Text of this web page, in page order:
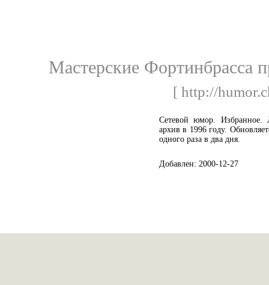
Мастерские
[ http://
Сетевой юмор. Избранное.
архив в 1996 году.
одного раза в два дня.
Добавлен: 2000-12-27